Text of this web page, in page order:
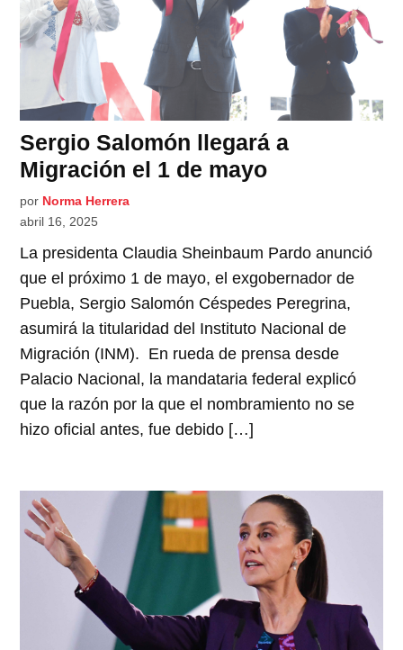
Sergio Salomón llegará a
Migración el 1 de mayo
por Norma Herrera
abril 16, 2025
La presidenta Claudia Sheinbaum Pardo anunció
que el próximo 1 de mayo, el exgobernador de
Puebla, Sergio Salomón Céspedes Peregrina,
asumirá la titularidad del Instituto Nacional de
Migración (INM). En rueda de prensa desde
Palacio Nacional, la mandataria federal explicó
que la razón por la que el nombramiento no se
hizo oficial antes, fue debido […]